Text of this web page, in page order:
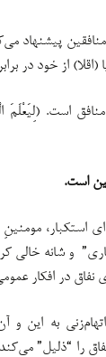
پیشنهاد
(اقلا) از خود در
است. (لِیَعْلَمَ
است.
استکبار،
و شانه خالی
در افکار
به این و
را “ذلیل” می‌کند.